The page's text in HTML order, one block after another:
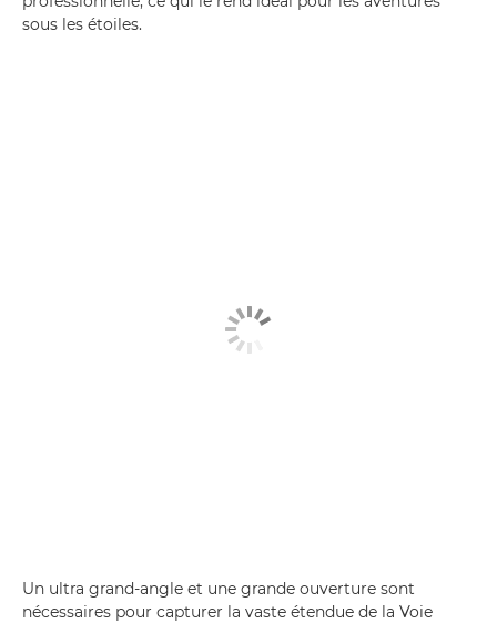
sous les étoiles.
Un ultra grand-angle et une grande ouverture sont
nécessaires pour capturer la vaste étendue de la Voie